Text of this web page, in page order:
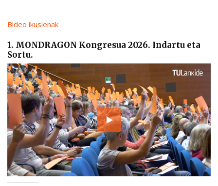
Bideo ikusienak
1. MONDRAGON Kongresua 2026. Indartu eta
Sortu.